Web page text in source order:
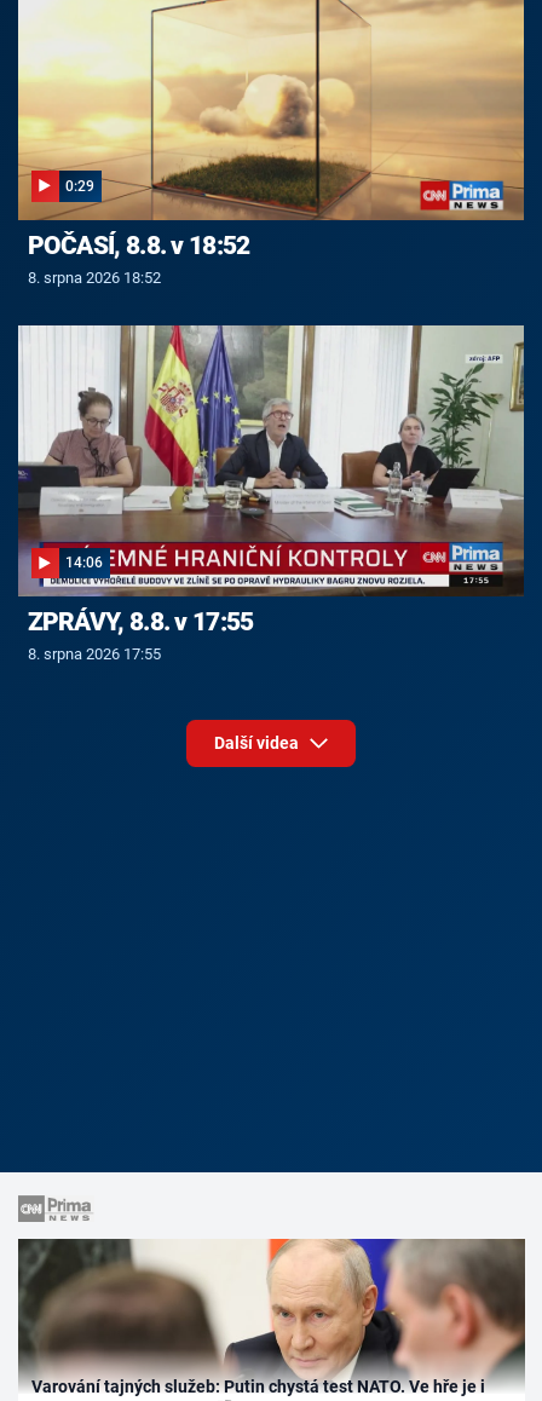
0:29
POČASÍ, 8.8. v 18:52
8. srpna 2026 18:52
14:06
ZPRÁVY, 8.8. v 17:55
8. srpna 2026 17:55
Další videa
Varování tajných služeb: Putin chystá test NATO. Ve hře je i